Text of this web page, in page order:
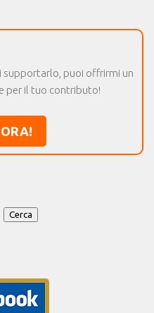
supportarlo, puoi offrirmi un
per il tuo contributo!
Cerca